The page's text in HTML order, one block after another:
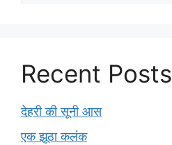
Recent Posts
देहरी की सूनी आस
एक झूठा कलंक